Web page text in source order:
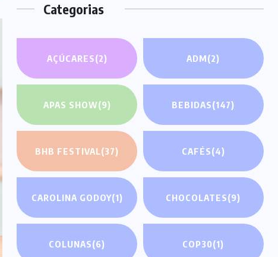
Categorias
AÇÚCARES(2) ADM(2)
APAS SHOW(9) BEBIDAS(147)
BHB FESTIVAL(37) CAFÉS(4)
CAROLINA GODOY(1) CHOCOLATES(9)
COLUNAS(6) COP30(1)